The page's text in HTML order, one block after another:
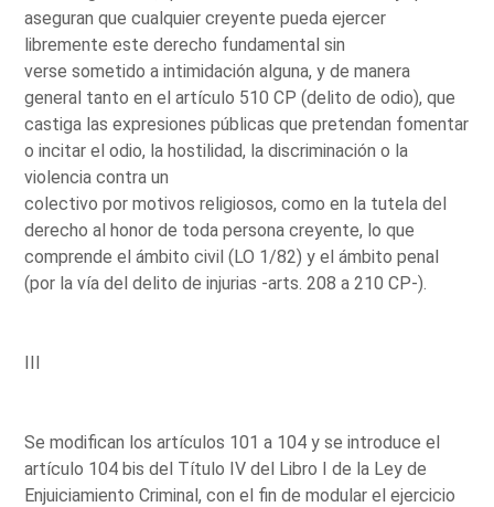
aseguran que cualquier creyente pueda ejercer
libremente este derecho fundamental sin
verse sometido a intimidación alguna, y de manera
general tanto en el artículo 510 CP (delito de odio), que
castiga las expresiones públicas que pretendan fomentar
o incitar el odio, la hostilidad, la discriminación o la
violencia contra un
colectivo por motivos religiosos, como en la tutela del
derecho al honor de toda persona creyente, lo que
comprende el ámbito civil (LO 1/82) y el ámbito penal
(por la vía del delito de injurias -arts. 208 a 210 CP-).
III
Se modifican los artículos 101 a 104 y se introduce el
artículo 104 bis del Título IV del Libro I de la Ley de
Enjuiciamiento Criminal, con el fin de modular el ejercicio